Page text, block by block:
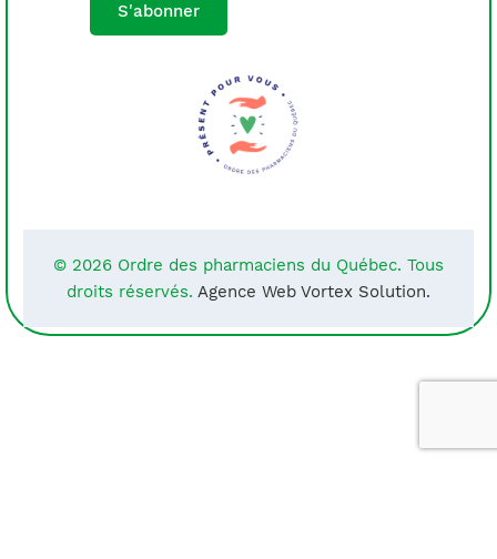
S'abonner
© 2026 Ordre des pharmaciens du Québec. Tous
droits réservés. Agence Web Vortex Solution.